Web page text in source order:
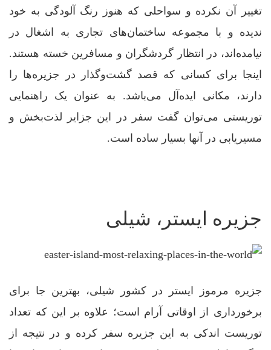
تغییر آن نکرده و سواحلی که هنوز رنگ آلودگی به خود
ندیده‌ و با مجموعه ساختمان‌های تجاری به اشغال در
نیامده‌اند، در انتظار گردشگران و مسافرین خسته هستند.
اینجا برای کسانی که قصد گشت‌و‌گذار در جزیره‌ها را
دارند، مکانی ایده‌آل می‌باشد. به عنوان یک راهنمایی
توریستی می‌توان گفت سفر در این جزایر لذت‌بخش و
مسیریابی در آنها بسیار ساده است.
جزیره ایستر، شیلی
جزیره مرموز ایستر در کشور شیلی، بهترین جا برای
برخورداری از اوقاتی آرام است؛ علاوه بر این که تعداد
توریست اندکی به این جزیره سفر کرده و در نتیجه از